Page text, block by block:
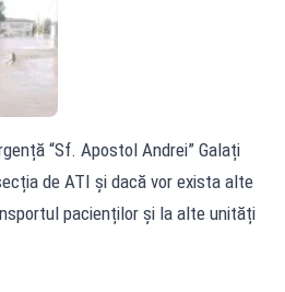
“Sf. Apostol Andrei” Galați
de ATI și dacă vor exista alte
pacienților și la alte unități